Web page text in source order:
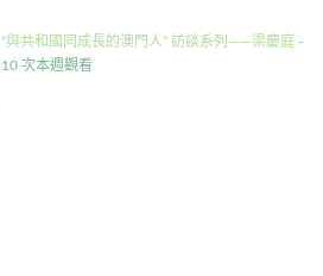
“與共和國同成長的澳門人” 訪談系列——梁慶庭 -
10 次本週觀看